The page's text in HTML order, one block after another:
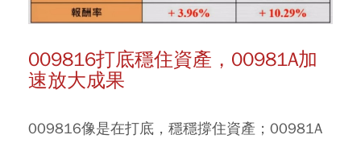
009816打底穩住資產，00981A加
速放大成果
009816像是在打底，穩穩撐住資產；00981A